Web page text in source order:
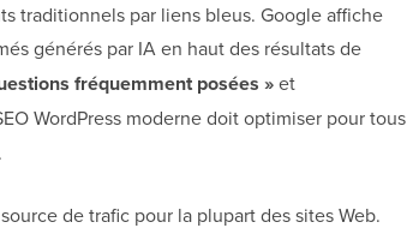
traditionnels par liens bleus. Google affiche
générés par IA en haut des résultats de
fréquemment posées »et
WordPress moderne doit optimiser pour tous
de trafic pour la plupart des sites Web.